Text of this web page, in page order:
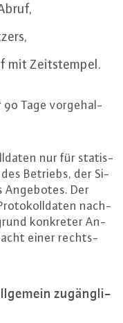
mit Zeits­tem­pel.
90 Tage vor­ge­hal­
nur für sta­tis­
Betriebs, der Si­
Angebotes. Der
nach­
konkreter An­
einer rechts­
zu­gäng­li­